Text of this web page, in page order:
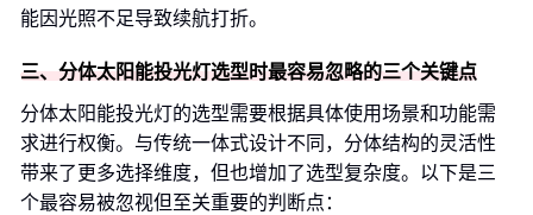
能因光照不足导致续航打折。
三、分体太阳能投光灯选型时最容易忽略的三个关键点
分体太阳能投光灯的选型需要根据具体使用场景和功能需
求进行权衡。与传统一体式设计不同，分体结构的灵活性
带来了更多选择维度，但也增加了选型复杂度。以下是三
个最容易被忽视但至关重要的判断点：